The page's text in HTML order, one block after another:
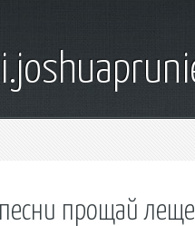
прощай